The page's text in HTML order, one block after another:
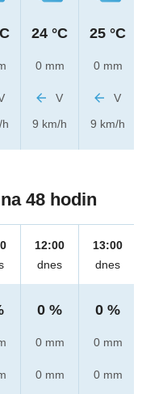
24 °C
0 mm
V
9 km/h
25 °C
0 mm
V
9 km/h
48 hodin
12:00
dnes
0 %
0 mm
0 mm
13:00
dnes
0 %
0 mm
0 mm